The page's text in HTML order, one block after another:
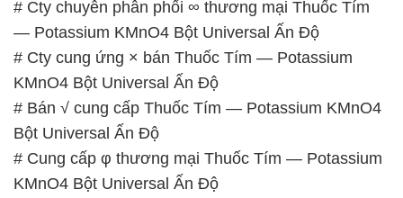
# Cty chuyên phân phối ∞ thương mại Thuốc Tím
— Potassium KMnO4 Bột Universal Ấn Độ
# Cty cung ứng × bán Thuốc Tím — Potassium
KMnO4 Bột Universal Ấn Độ
# Bán √ cung cấp Thuốc Tím — Potassium KMnO4
Bột Universal Ấn Độ
# Cung cấp φ thương mại Thuốc Tím — Potassium
KMnO4 Bột Universal Ấn Độ